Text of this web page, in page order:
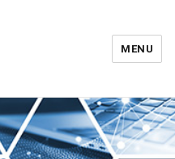
Hubert
MENU